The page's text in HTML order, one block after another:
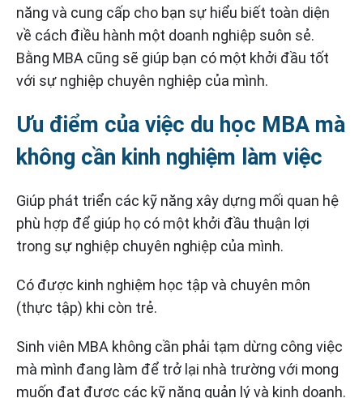
năng và cung cấp cho bạn sự hiểu biết toàn diện
về cách điều hành một doanh nghiệp suôn sẻ.
Bằng MBA cũng sẽ giúp bạn có một khởi đầu tốt
với sự nghiệp chuyên nghiệp của mình.
Ưu điểm của việc du học MBA mà
không cần kinh nghiệm làm việc
Giúp phát triển các kỹ năng xây dựng mối quan hệ
phù hợp để giúp họ có một khởi đầu thuận lợi
trong sự nghiệp chuyên nghiệp của mình.
Có được kinh nghiệm học tập và chuyên môn
(thực tập) khi còn trẻ.
Sinh viên MBA không cần phải tạm dừng công việc
mà mình đang làm để trở lại nhà trường với mong
muốn đạt được các kỹ năng quản lý và kinh doanh.